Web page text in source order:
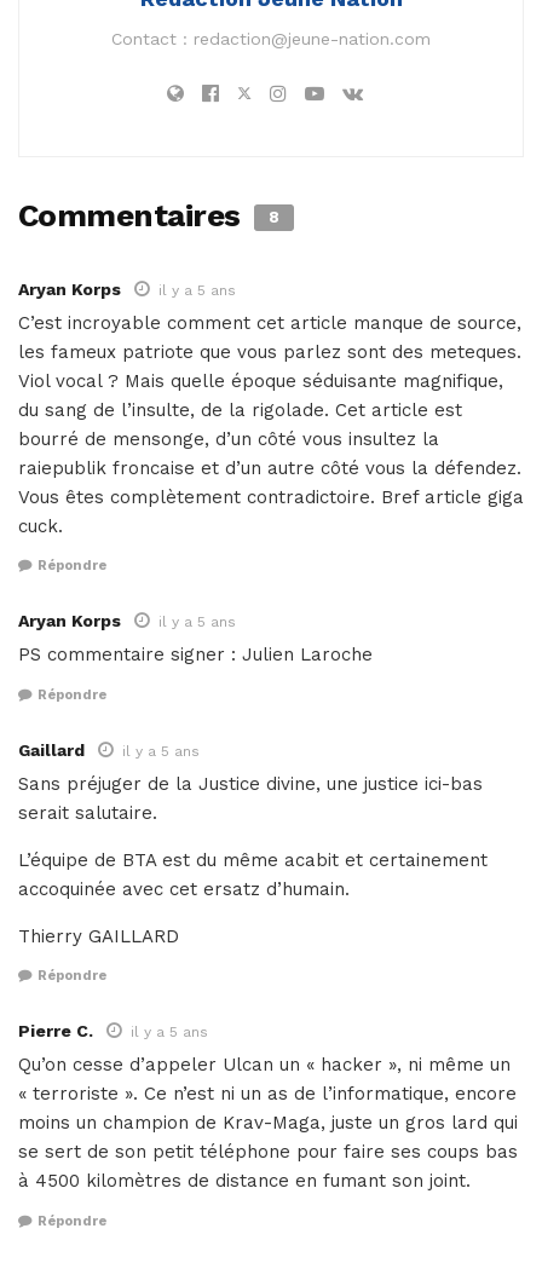
Contact : redaction@jeune-nation.com
Commentaires 8
Aryan Korps il y a 5 ans
C’est incroyable comment cet article manque de source,
les fameux patriote que vous parlez sont des meteques.
Viol vocal ? Mais quelle époque séduisante magnifique,
du sang de l’insulte, de la rigolade. Cet article est
bourré de mensonge, d’un côté vous insultez la
raiepublik froncaise et d’un autre côté vous la défendez.
Vous êtes complètement contradictoire. Bref article giga
cuck.
Répondre
Aryan Korps il y a 5 ans
PS commentaire signer : Julien Laroche
Répondre
Gaillard il y a 5 ans
Sans préjuger de la Justice divine, une justice ici-bas
serait salutaire.
L’équipe de BTA est du même acabit et certainement
accoquinée avec cet ersatz d’humain.
Thierry GAILLARD
Répondre
Pierre C. il y a 5 ans
Qu’on cesse d’appeler Ulcan un « hacker », ni même un
« terroriste ». Ce n’est ni un as de l’informatique, encore
moins un champion de Krav-Maga, juste un gros lard qui
se sert de son petit téléphone pour faire ses coups bas
à 4500 kilomètres de distance en fumant son joint.
Répondre